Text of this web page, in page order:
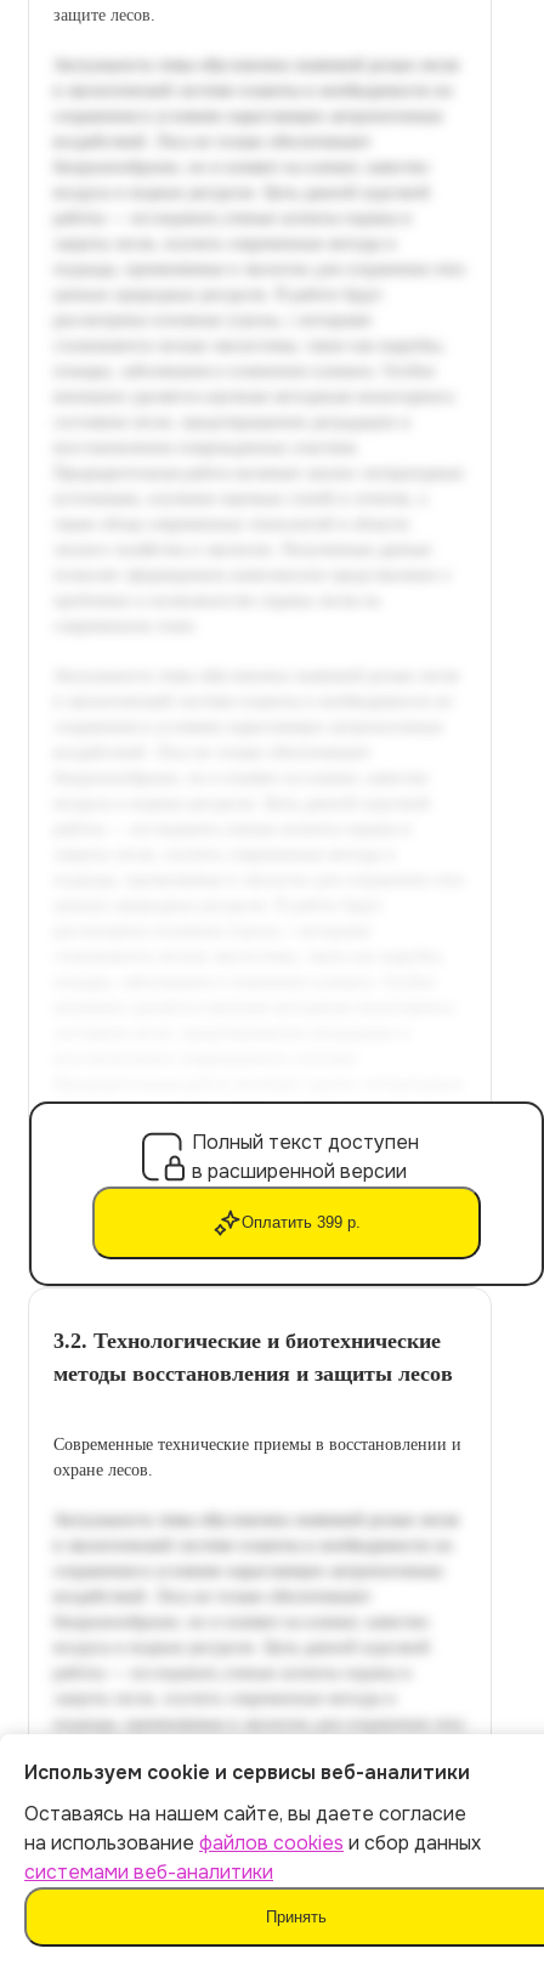
защите лесов.
Полный текст доступен
в расширенной версии
Оплатить 399 р.
3.2. Технологические и биотехнические
методы восстановления и защиты лесов
Современные технические приемы в восстановлении и
охране лесов.
Итог:399р.
Оплатить
Используем cookie и сервисы веб-аналитики
Оставаясь на нашем сайте, вы даете согласие
на использование файлов cookies и сбор данных
системами веб-аналитики
Принять